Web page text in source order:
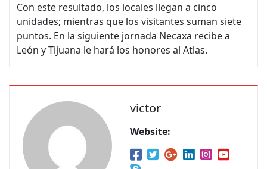
Con este resultado, los locales llegan a cinco
unidades; mientras que los visitantes suman siete
puntos. En la siguiente jornada Necaxa recibe a
León y Tijuana le hará los honores al Atlas.
victor
Website: